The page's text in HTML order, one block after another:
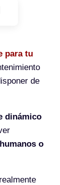
para tu
de
dinámico
o